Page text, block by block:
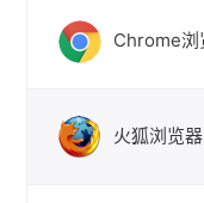
Chrome
火狐浏览器